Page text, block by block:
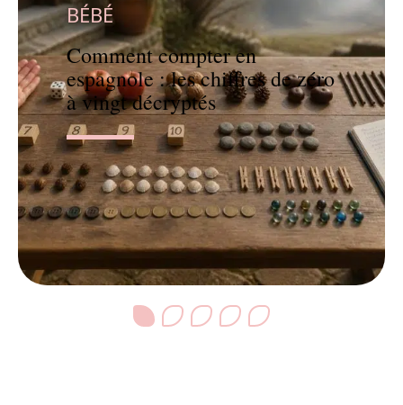
BÉBÉ
Comment compter en
espagnole : les chiffres de zéro
à vingt décryptés